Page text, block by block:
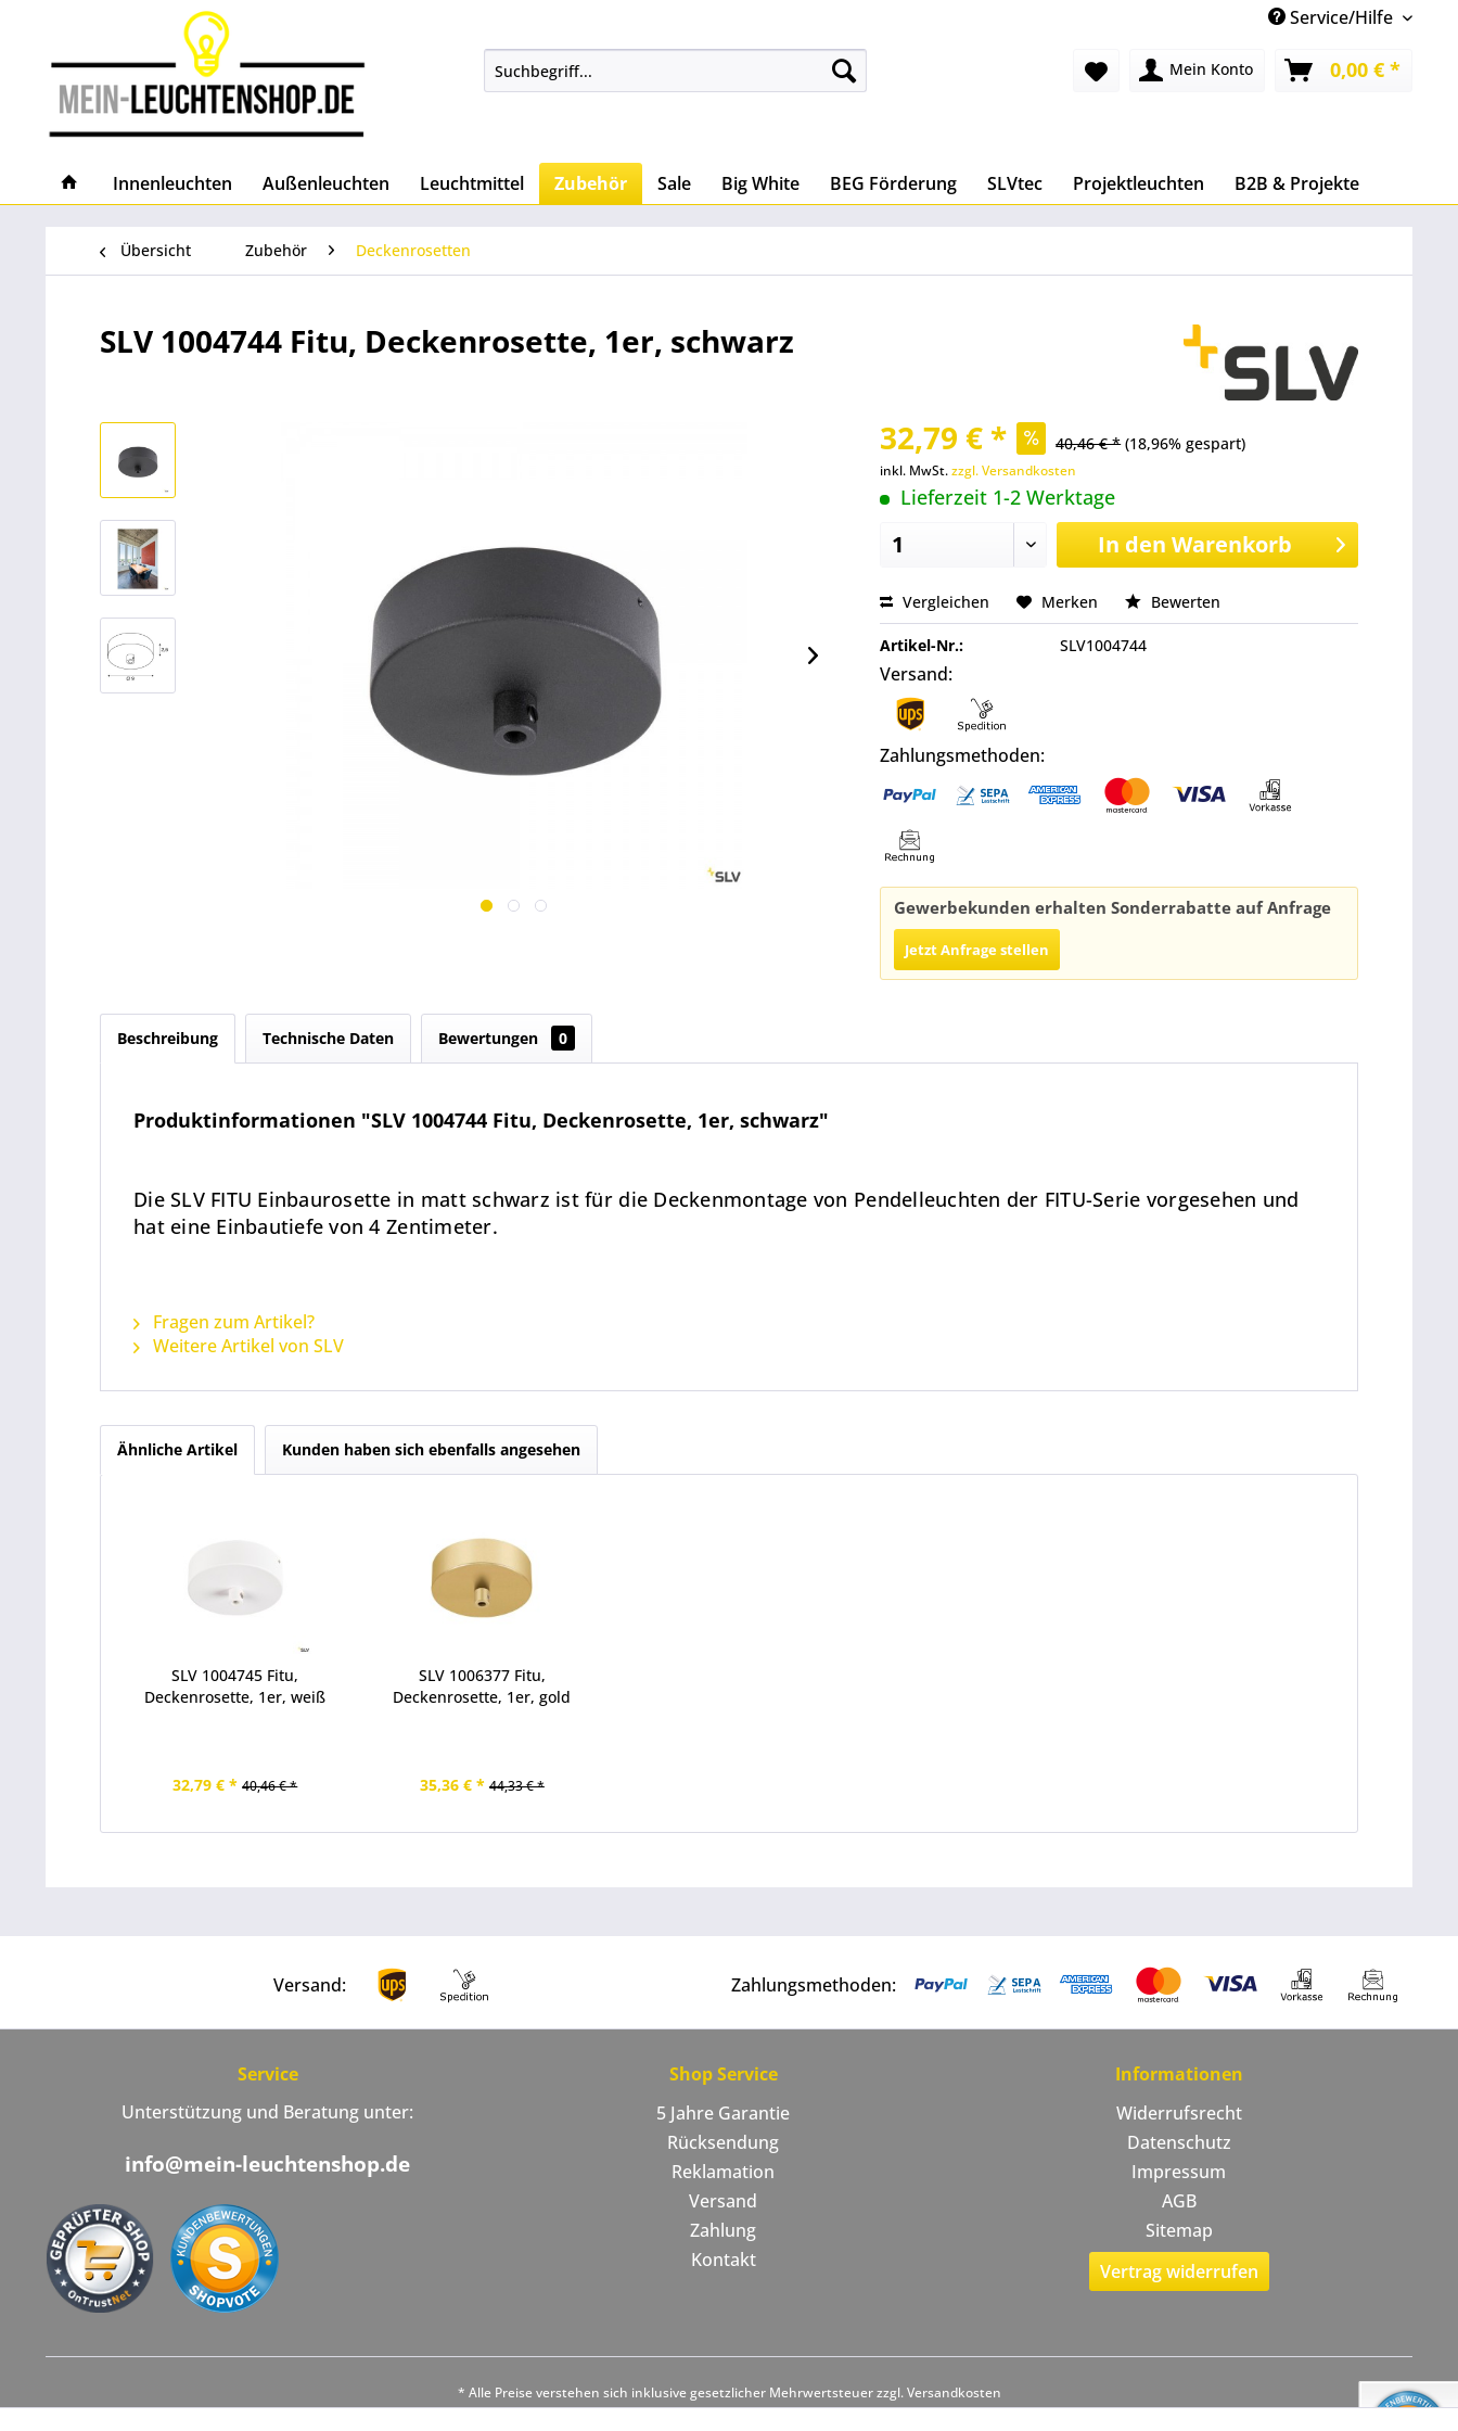
Service/Hilfe
Mein Konto 0,00 € *
Innenleuchten Außenleuchten Leuchtmittel Zubehör Sale Big White BEG Förderung SLVtec Projektleuchten B2B & Projekte
Übersicht Zubehör Deckenrosetten
SLV 1004744 Fitu, Deckenrosette, 1er, schwarz
32,79 € * 40,46 € * (18,96% gespart)
inkl. MwSt.zzgl. Versandkosten
Lieferzeit 1-2 Werktage
In den Warenkorb
Vergleichen Merken Bewerten
Artikel-Nr.: SLV1004744
Versand:
Zahlungsmethoden:
Gewerbekunden erhalten Sonderrabatte auf Anfrage
Jetzt Anfrage stellen
Beschreibung Technische Daten Bewertungen 0
Produktinformationen "SLV 1004744 Fitu, Deckenrosette, 1er, schwarz"
Die SLV FITU Einbaurosette in matt schwarz ist für die Deckenmontage von Pendelleuchten der FITU-Serie vorgesehen und
hat eine Einbautiefe von 4 Zentimeter.
Fragen zum Artikel?
Weitere Artikel von SLV
Ähnliche Artikel Kunden haben sich ebenfalls angesehen
SLV 1004745 Fitu,
Deckenrosette, 1er, weiß
32,79 € * 40,46 € *
SLV 1006377 Fitu,
Deckenrosette, 1er, gold
35,36 € * 44,33 € *
Versand: Zahlungsmethoden:
Service
Unterstützung und Beratung unter:
info@mein-leuchtenshop.de
Shop Service
5 Jahre Garantie
Rücksendung
Reklamation
Versand
Zahlung
Kontakt
Informationen
Widerrufsrecht
Datenschutz
Impressum
AGB
Sitemap
Vertrag widerrufen
* Alle Preise verstehen sich inklusive gesetzlicher Mehrwertsteuer zzgl. Versandkosten